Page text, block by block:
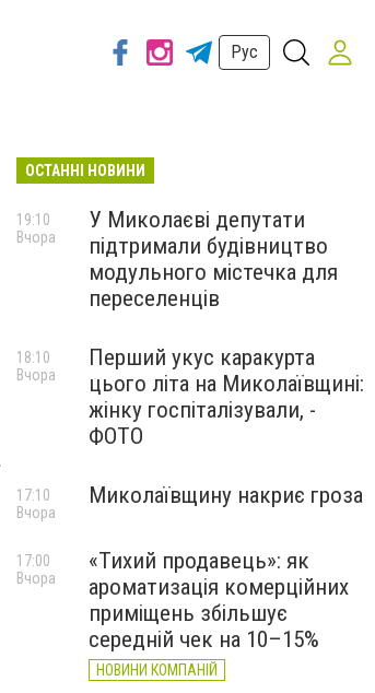
Рус
ОСТАННІ НОВИНИ
У Миколаєві депутати
підтримали будівництво
модульного містечка для
переселенців
19:10
Вчора
Перший укус каракурта
цього літа на Миколаївщині:
жінку госпіталізували, -
ФОТО
18:10
Вчора
Миколаївщину накриє гроза
17:10
Вчора
«Тихий продавець»: як
ароматизація комерційних
приміщень збільшує
середній чек на 10–15%
НОВИНИ КОМПАНІЙ
17:00
Вчора